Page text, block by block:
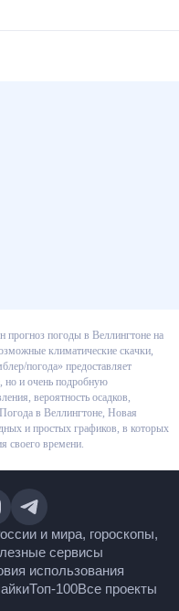
прогноз погоды в
нетрудно понять
прогнозы по каждым трем
отследить не
информацию: температуру
направление ветра,
Новая Зеландия, на 10
графиков, в которых
России и мира,
полезные сервисы
использования